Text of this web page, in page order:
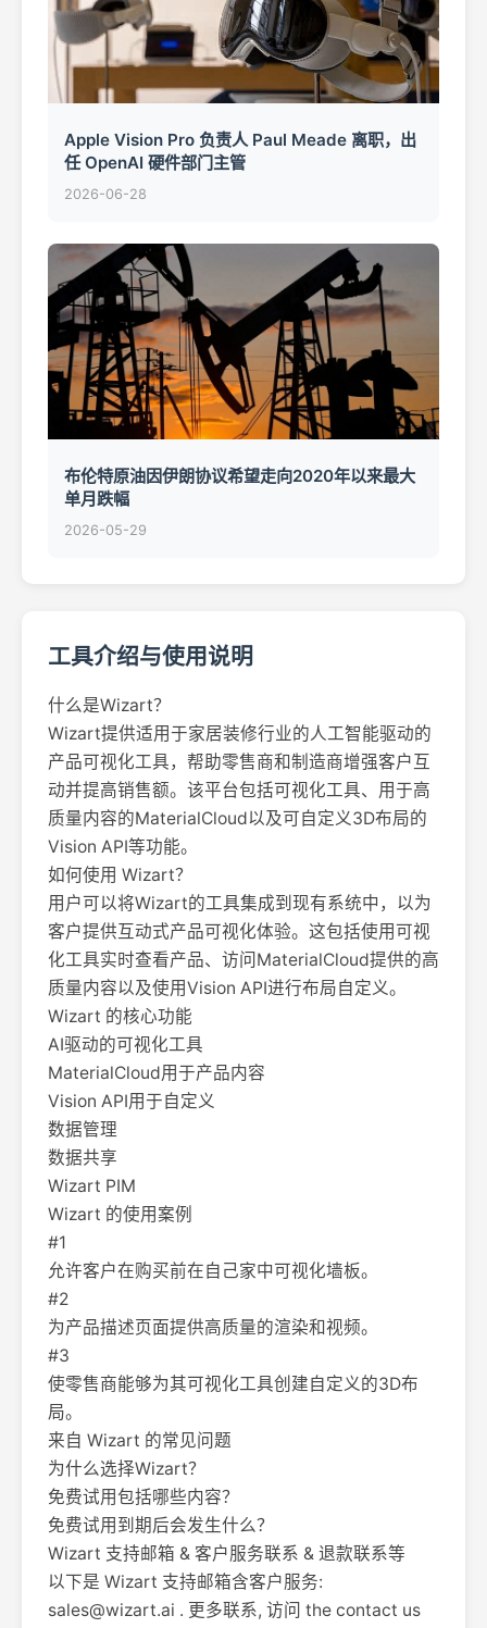
Apple Vision Pro 负责人 Paul Meade 离职，出
任 OpenAI 硬件部门主管
2026-06-28
布伦特原油因伊朗协议希望走向2020年以来最大
单月跌幅
2026-05-29
工具介绍与使用说明
什么是Wizart？
Wizart提供适用于家居装修行业的人工智能驱动的
产品可视化工具，帮助零售商和制造商增强客户互
动并提高销售额。该平台包括可视化工具、用于高
质量内容的MaterialCloud以及可自定义3D布局的
Vision API等功能。
如何使用 Wizart？
用户可以将Wizart的工具集成到现有系统中，以为
客户提供互动式产品可视化体验。这包括使用可视
化工具实时查看产品、访问MaterialCloud提供的高
质量内容以及使用Vision API进行布局自定义。
Wizart 的核心功能
AI驱动的可视化工具
MaterialCloud用于产品内容
Vision API用于自定义
数据管理
数据共享
Wizart PIM
Wizart 的使用案例
#1
允许客户在购买前在自己家中可视化墙板。
#2
为产品描述页面提供高质量的渲染和视频。
#3
使零售商能够为其可视化工具创建自定义的3D布
局。
来自 Wizart 的常见问题
为什么选择Wizart？
免费试用包括哪些内容？
免费试用到期后会发生什么？
Wizart 支持邮箱 & 客户服务联系 & 退款联系等
以下是 Wizart 支持邮箱含客户服务:
sales@wizart.ai . 更多联系, 访问 the contact us